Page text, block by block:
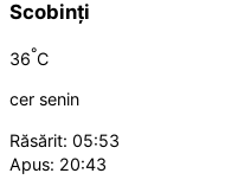
Scobinți
36°C
cer senin
Răsărit: 05:53
Apus: 20:43